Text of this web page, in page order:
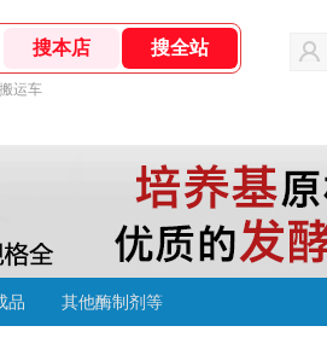
搬运车
品 其他酶制剂等